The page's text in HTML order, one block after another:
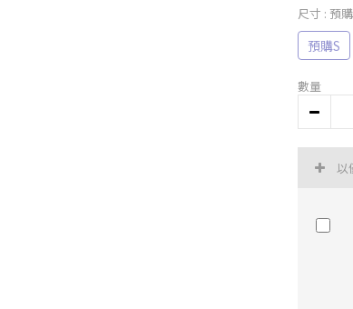
尺寸 : 預
預購S
數量
以